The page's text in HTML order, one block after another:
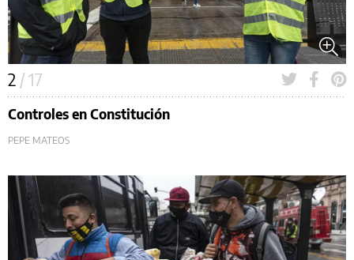
2 / 17
Controles en Constitución
PEPE MATEOS